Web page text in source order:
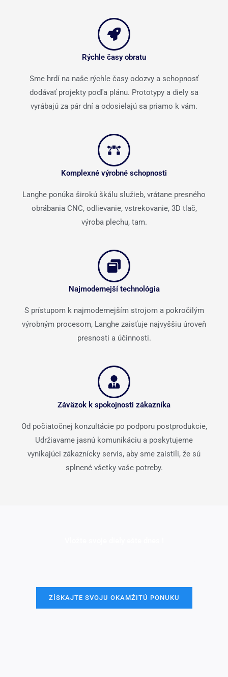
Rýchle časy obratu
Sme hrdí na naše rýchle časy odozvy a schopnosť
dodávať projekty podľa plánu. Prototypy a diely sa
vyrábajú za pár dní a odosielajú sa priamo k vám.
Komplexné výrobné schopnosti
Langhe ponúka širokú škálu služieb, vrátane presného
obrábania CNC, odlievanie, vstrekovanie, 3D tlač,
výroba plechu, tam.
Najmodernejší technológia
S prístupom k najmodernejším strojom a pokročilým
výrobným procesom, Langhe zaisťuje najvyššiu úroveň
presnosti a účinnosti.
Záväzok k spokojnosti zákazníka
Od počiatočnej konzultácie po podporu postprodukcie,
Udržiavame jasnú komunikáciu a poskytujeme
vynikajúci zákaznícky servis, aby sme zaistili, že sú
splnené všetky vaše potreby.
ZÍSKAJTE SVOJU OKAMŽITÚ PONUKU